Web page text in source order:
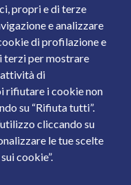
propri e di terze
e analizzare
di profilazione e
terzi per mostrare
di
rifiutare i cookie non
su “Rifiuta tutti”.
cliccando su
le tue scelte
cookie”.
98007650173